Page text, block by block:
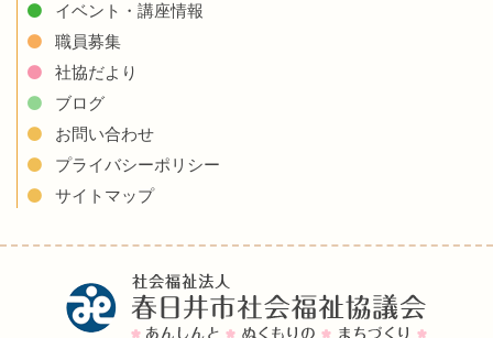
イベント・講座情報
職員募集
社協だより
ブログ
お問い合わせ
プライバシーポリシー
サイトマップ